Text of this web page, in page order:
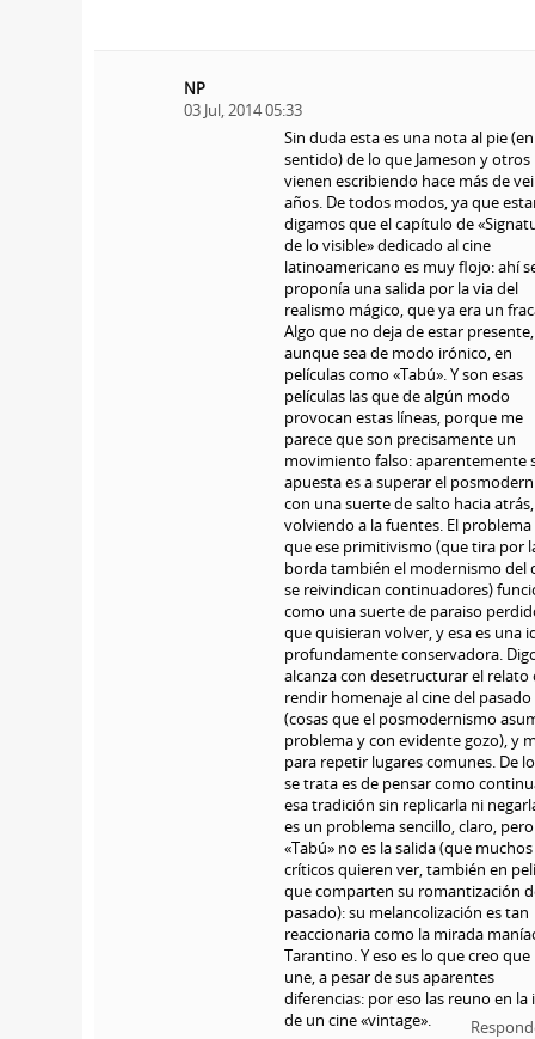
NP
03 Jul, 2014 05:33
Sin duda esta es una nota al pie
sentido) de lo que Jameson y otros
vienen escribiendo hace más de
años. De todos modos, ya que
digamos que el capítulo de
de lo visible» dedicado al cine
latinoamericano es muy flojo: ahí
proponía una salida por la via del
realismo mágico, que ya era un
Algo que no deja de estar presente,
aunque sea de modo irónico, en
películas como «Tabú». Y son esas
películas las que de algún modo
provocan estas líneas, porque me
parece que son precisamente un
movimiento falso: aparentemente
apuesta es a superar el
con una suerte de salto hacia atrás,
volviendo a la fuentes. El problema
que ese primitivismo (que tira por
borda también el modernismo del
se reivindican continuadores)
como una suerte de paraiso
que quisieran volver, y esa es una
profundamente conservadora.
alcanza con desetructurar el relato
rendir homenaje al cine del pasado
(cosas que el posmodernismo
problema y con evidente gozo), y
para repetir lugares comunes. De
se trata es de pensar como
esa tradición sin replicarla ni
es un problema sencillo, claro, pero
«Tabú» no es la salida (que muchos
críticos quieren ver, también en
que comparten su romantización
pasado): su melancolización es tan
reaccionaria como la mirada
Tarantino. Y eso es lo que creo que
une, a pesar de sus aparentes
diferencias: por eso las reuno en la
de un cine «vintage».